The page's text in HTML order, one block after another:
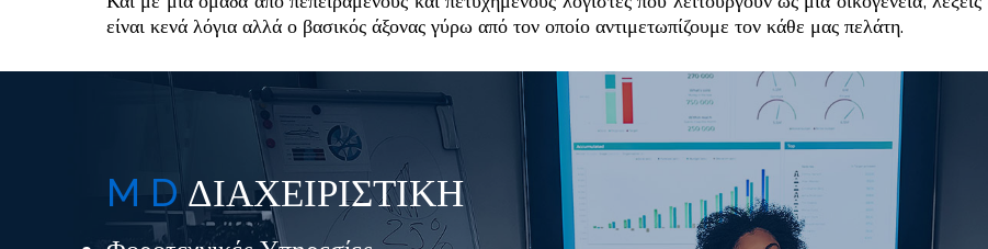
είναι κενά λόγια αλλά ο βασικός άξονας γύρω από τον οποίο αντιμετωπίζουμε τον κάθε μας πελάτη.
M DΔΙΑΧΕΙΡΙΣΤΙΚΗ